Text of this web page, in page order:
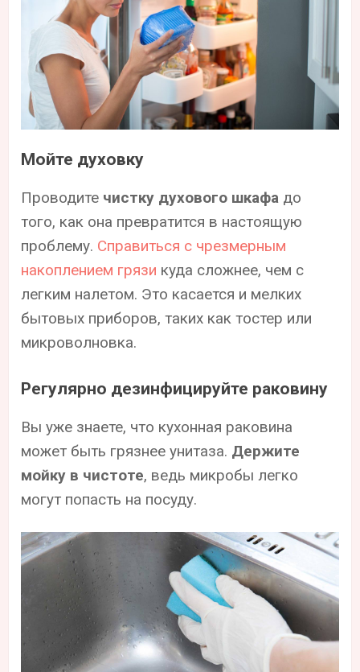
Мойте духовку
Проводите чистку духового шкафа до
того, как она превратится в настоящую
проблему. Справиться с чрезмерным
накоплением грязи куда сложнее, чем с
легким налетом. Это касается и мелких
бытовых приборов, таких как тостер или
микроволновка.
Регулярно дезинфицируйте раковину
Вы уже знаете, что кухонная раковина
может быть грязнее унитаза. Держите
мойку в чистоте, ведь микробы легко
могут попасть на посуду.